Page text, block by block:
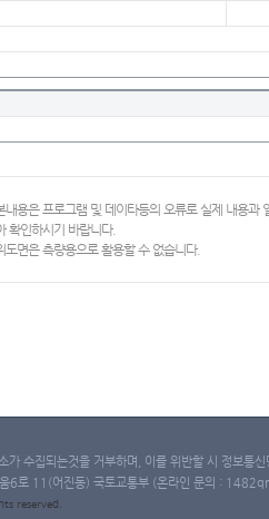
내용은 프로그램 및 데이타등의 오류로 실제 내용과
확인하시기 바랍니다.
도면은 측량용으로 활용할 수 없습니다.
가 수집되는것을 거부하며, 이를 위반할 시 정보통
6로 11(어진동) 국토교통부 (온라인 문의 :
reserved.